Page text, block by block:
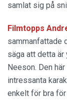
samlat sig på
Filmtopps
sammanfattade
säga att detta
Neeson. Den
intressanta
enkelt för bra för